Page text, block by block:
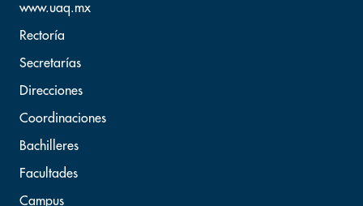
www.uaq.mx
Rectoría
Secretarías
Direcciones
Coordinaciones
Bachilleres
Facultades
Campus